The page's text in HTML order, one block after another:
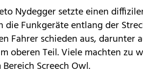
Nydegger setzte einen
die Funkgeräte entlang der
Fahrer schieden aus, darunter
oberen Teil. Viele machten zu
Screech Owl.